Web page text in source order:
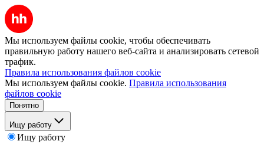
Мы используем файлы cookie, чтобы обеспечивать
правильную работу нашего веб-сайта и анализировать сетевой
трафик.
Правила использования файлов cookie
Мы используем файлы cookie. Правила использования
файлов cookie
Понятно
Ищу работу
Ищу работу